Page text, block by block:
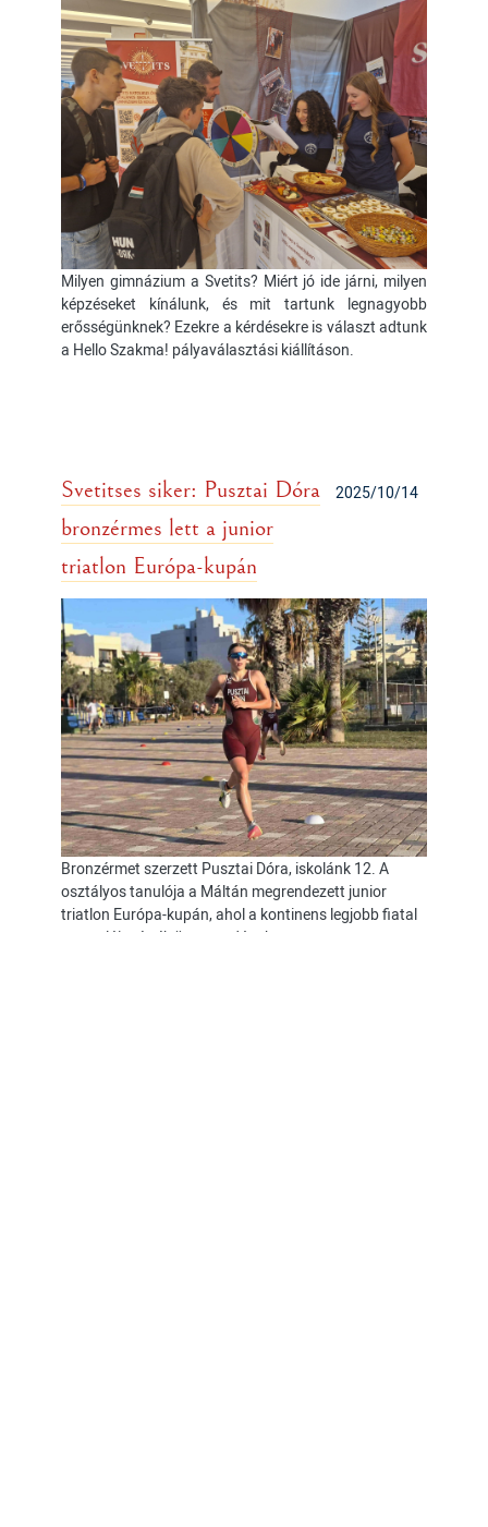
Milyen gimnázium a Svetits? Miért jó ide járni, milyen
képzéseket kínálunk, és mit tartunk legnagyobb
erősségünknek? Ezekre a kérdésekre is választ adtunk
a Hello Szakma! pályaválasztási kiállításon.
2025/10/14
Svetitses siker: Pusztai Dóra
bronzérmes lett a junior
triatlon Európa-kupán
Bronzérmet szerzett Pusztai Dóra, iskolánk 12. A
osztályos tanulója a Máltán megrendezett junior
triatlon Európa-kupán, ahol a kontinens legjobb fiatal
sportolói mérték össze tudásukat.